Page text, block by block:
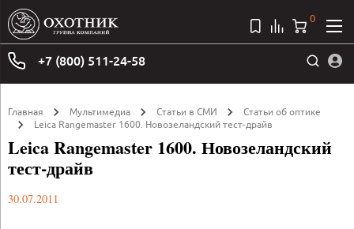
+7 (800) 511-24-58
0
Главная Мультимедиа Статьи в СМИ
Статьи об оптике
Leica Rangemaster 1600. Новозеландский тест-драйв
Leica Rangemaster 1600. Новозеландский
тест-драйв
30.07.2011